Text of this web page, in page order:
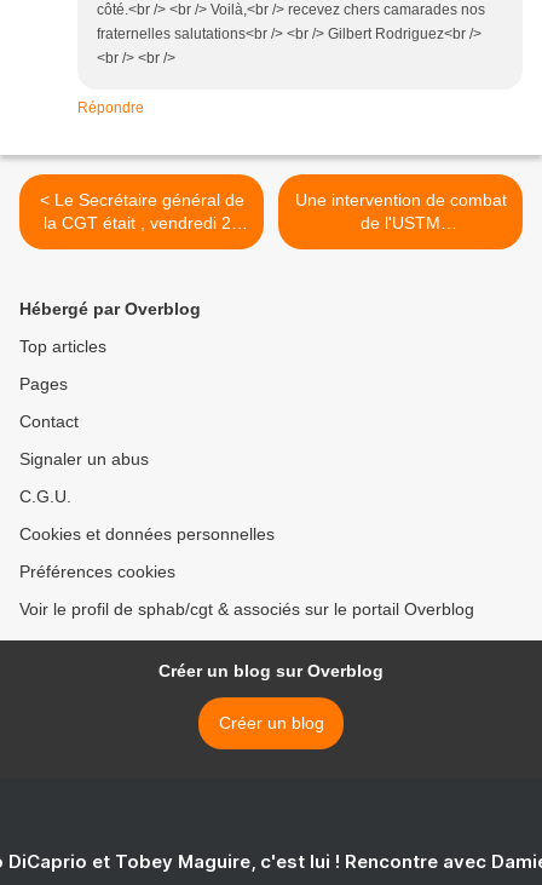
côté.<br /> <br /> Voilà,<br /> recevez chers camarades nos
fraternelles salutations<br /> <br /> Gilbert Rodriguez<br />
<br /> <br />
Répondre
< Le Secrétaire général de
la CGT était , vendredi 25
février, l'invité de
Une intervention de combat
de l'USTM
Flandres/Douaisis/Dunkerq
Hébergé par Overblog
Top articles
Pages
Contact
Signaler un abus
C.G.U.
Cookies et données personnelles
Préférences cookies
Voir le profil de sphab/cgt & associés sur le portail Overblog
Créer un blog sur Overblog
Créer un blog
DiCaprio et Tobey Maguire, c'est lui ! Rencontre avec